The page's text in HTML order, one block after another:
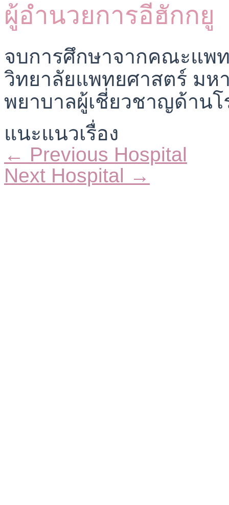
ผู้อำนวยการอีฮักกยู
จบการศึกษาจากคณะแพ
วิทยาลัยแพทยศาสตร์ มห
พยาบาลผู้เชี่ยวชาญด้านโ
แนะแนวเรื่อง
← Previous Hospital
Next Hospital →